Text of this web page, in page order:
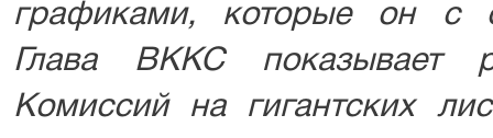
графиками, которые он с
Глава ВККС показывает
Комиссий на гигантских